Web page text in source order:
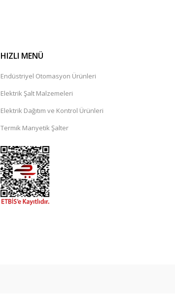
HIZLI MENÜ
Endüstriyel Otomasyon Ürünleri
Elektrik Şalt Malzemeleri
Elektrik Dağıtım ve Kontrol Ürünleri
Termik Manyetik Şalter